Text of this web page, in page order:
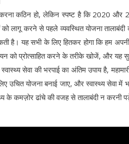
कठिन हो, लेकिन स्पष्ट है कि 2020 और
को लागू करने से पहले व्यवस्थित योजना
है। यह सभी के लिए हितकर होगा कि हम
को प्रोत्साहित करने के तरीके खोजें, और यह
स्वास्थ्य सेवा की भरपाई का अंतिम उपाय है,
योजना बनाई जाए, और स्वास्थ्य सेवा में
के कमज़ोर ढांचे की वजह से तालाबंदी न करनी